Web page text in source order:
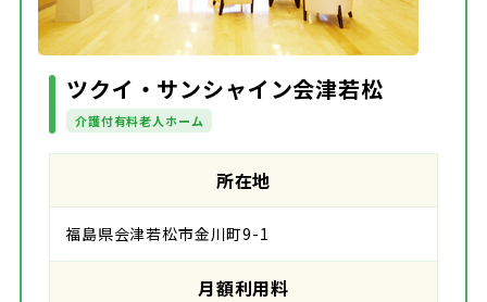
ツクイ・サンシャイン会津若松
介護付有料老人ホーム
所在地
福島県会津若松市金川町9-1
月額利用料